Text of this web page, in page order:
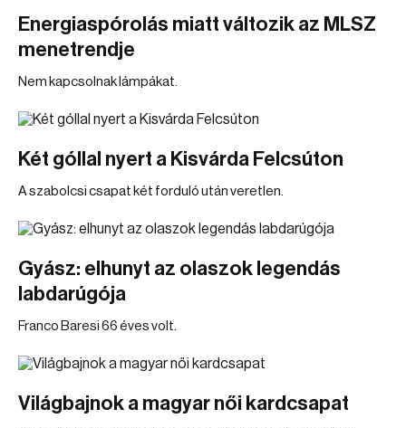
Energiaspórolás miatt változik az MLSZ
menetrendje
Nem kapcsolnak lámpákat.
Két góllal nyert a Kisvárda Felcsúton
A szabolcsi csapat két forduló után veretlen.
Gyász: elhunyt az olaszok legendás
labdarúgója
Franco Baresi 66 éves volt.
Világbajnok a magyar női kardcsapat